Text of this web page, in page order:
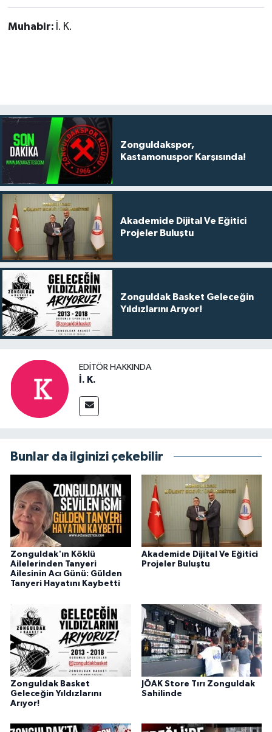
Muhabir: İ. K.
Zonguldakspor,
Kastamonuspor Karşısında!
Akademide Dijital Ve Eğitici
Projeler Buluştu
Zonguldak Basket Geleceğin
Yıldızlarını Arıyor!
EDITÖR HAKKINDA
İ. K.
Bunlar da ilginizi çekebilir
Zonguldak'ın Köklü
Ailelerinden Tanyeri
Ailesinin Acı Günü: Gülden
Tanyeri Hayatını Kaybetti
Akademide Dijital Ve Eğitici
Projeler Buluştu
Zonguldak Basket
Geleceğin Yıldızlarını
Arıyor!
JÖAK Store Tırı Zonguldak
Sahilinde